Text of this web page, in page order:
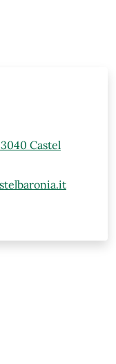
Castel